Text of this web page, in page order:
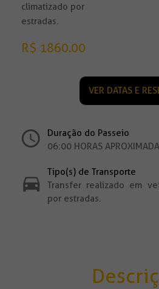
climatizado por
estradas.
R$ 1860.00
VER DATAS E
Duração do Passeio
06:00 HORAS
Tipo(s) de Transporte
Transfer realizado em
por estradas.